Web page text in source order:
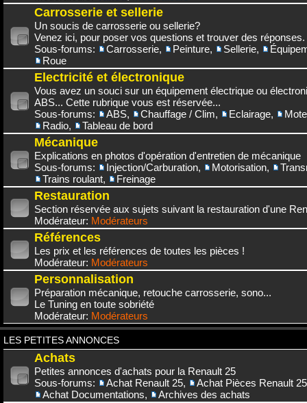
Carrosserie et sellerie
Un soucis de carrosserie ou sellerie?
Venez ici, pour poser vos questions et trouver des réponses.
Sous-forums:
Carrosserie, Peinture, Sellerie,
Roue
Electricité et électronique
Vous avez un souci sur un équipement électrique ou
ABS... Cette rubrique vous est réservée...
Sous-forums:
ABS, Chauffage / Clim, Eclairage,
Radio, Tableau de bord
Mécanique
Explications en photos d'opération d'entretien de mécanique
Sous-forums:
Injection/Carburation, Motorisation,
Trains roulant, Freinage
Restauration
Section réservée aux sujets suivant la restauration d'une
Modérateur: Modérateurs
Références
Les prix et les références de toutes les pièces !
Modérateur: Modérateurs
Personnalisation
Préparation mécanique, retouche carrosserie, sono...
Le Tuning en toute sobriété
Modérateur: Modérateurs
LES PETITES ANNONCES
Achats
Petites annonces d'achats pour la Renault 25
Sous-forums:
Achat Renault 25,
Achat Pièces Renault 25
Achat Documentations, Archives des achats